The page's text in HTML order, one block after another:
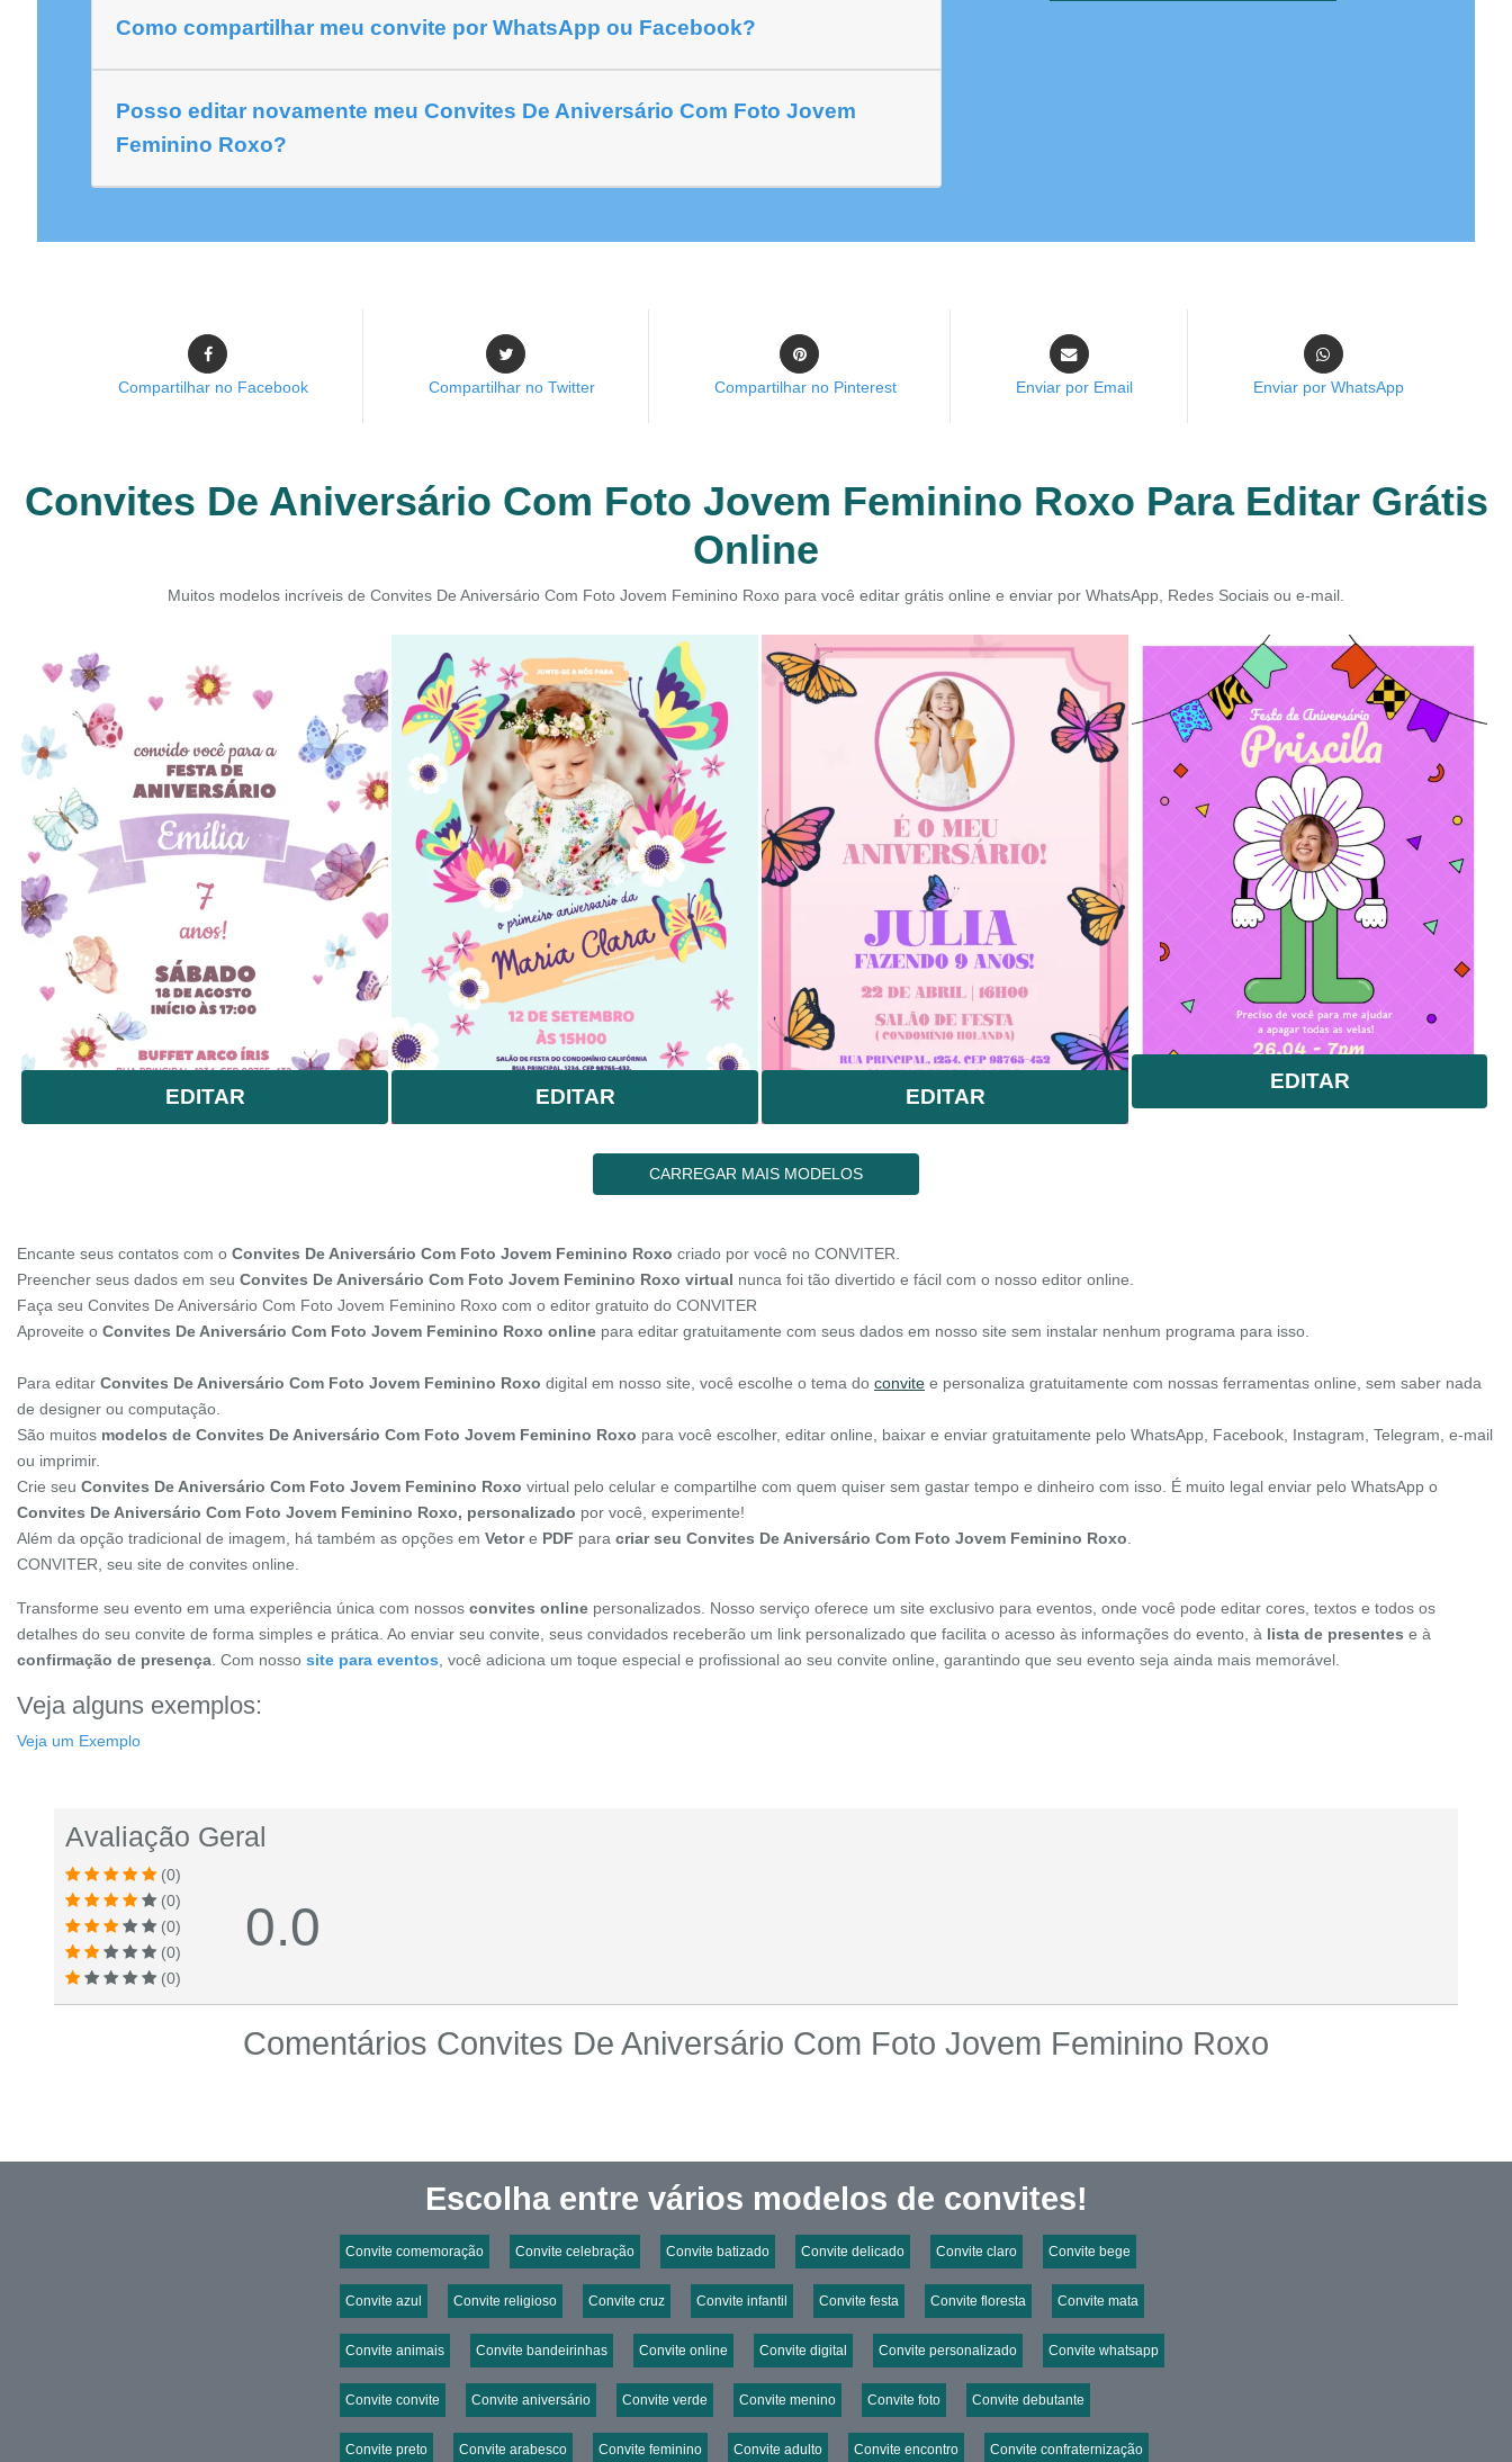
Como compartilhar meu convite por WhatsApp ou Facebook?
Posso editar novamente meu Convites De Aniversário Com Foto Jovem
Feminino Roxo?
Compartilhar no Facebook Compartilhar no Twitter Compartilhar no Pinterest Enviar por Email Enviar por WhatsApp
Convites De Aniversário Com Foto Jovem Feminino Roxo Para Editar Grátis
Online
Muitos modelos incríveis de Convites De Aniversário Com Foto Jovem Feminino Roxo para você editar grátis online e enviar por WhatsApp, Redes Sociais ou e-mail.
EDITAR EDITAR EDITAR
EDITAR
CARREGAR MAIS MODELOS
Encante seus contatos com o Convites De Aniversário Com Foto Jovem Feminino Roxo criado por você no CONVITER.
Preencher seus dados em seu Convites De Aniversário Com Foto Jovem Feminino Roxo virtual nunca foi tão divertido e fácil com o nosso editor online.
Faça seu Convites De Aniversário Com Foto Jovem Feminino Roxo com o editor gratuito do CONVITER
Aproveite o Convites De Aniversário Com Foto Jovem Feminino Roxo online para editar gratuitamente com seus dados em nosso site sem instalar nenhum programa para isso.
Para editar Convites De Aniversário Com Foto Jovem Feminino Roxo digital em nosso site, você escolhe o tema do convite e personaliza gratuitamente com nossas ferramentas online, sem saber nada
de designer ou computação.
São muitos modelos de Convites De Aniversário Com Foto Jovem Feminino Roxo para você escolher, editar online, baixar e enviar gratuitamente pelo WhatsApp, Facebook, Instagram, Telegram, e-mail
ou imprimir.
Crie seu Convites De Aniversário Com Foto Jovem Feminino Roxo virtual pelo celular e compartilhe com quem quiser sem gastar tempo e dinheiro com isso. É muito legal enviar pelo WhatsApp o
Convites De Aniversário Com Foto Jovem Feminino Roxo, personalizado por você, experimente!
Além da opção tradicional de imagem, há também as opções em Vetore PDF para criar seu Convites De Aniversário Com Foto Jovem Feminino Roxo
CONVITER, seu site de convites online.
Transforme seu evento em uma experiência única com nossos convites online personalizados. Nosso serviço oferece um site exclusivo para eventos, onde você pode editar cores, textos e todos os
detalhes do seu convite de forma simples e prática. Ao enviar seu convite, seus convidados receberão um link personalizado que facilita o acesso às informações do evento, à lista de presentes e à
confirmação de presença . Com nosso site para eventos , você adiciona um toque especial e profissional ao seu convite online, garantindo que seu evento seja ainda mais memorável.
Veja alguns exemplos:
Veja um Exemplo
Avaliação Geral
(0)
(0)
(0)
(0)
(0)
0.0
Comentários Convites De Aniversário Com Foto Jovem Feminino Roxo
Escolha entre vários modelos de convites!
Convite comemoração Convite celebração Convite batizado Convite delicado Convite claro Convite bege
Convite azul Convite religioso Convite cruz Convite infantil Convite festa Convite floresta Convite mata
Convite animais Convite bandeirinhas Convite online Convite digital Convite personalizado Convite whatsapp
Convite convite Convite aniversário Convite verde Convite menino Convite foto Convite debutante
Convite preto Convite arabesco Convite feminino Convite adulto Convite encontro Convite confraternização